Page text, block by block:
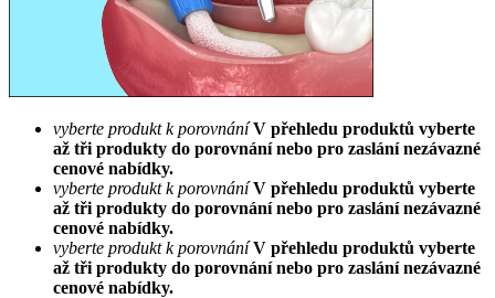
vyberte produkt k porovnání V přehledu produktů vyberte
až tři produkty do porovnání nebo pro zaslání nezávazné
cenové nabídky.
vyberte produkt k porovnání V přehledu produktů vyberte
až tři produkty do porovnání nebo pro zaslání nezávazné
cenové nabídky.
vyberte produkt k porovnání V přehledu produktů vyberte
až tři produkty do porovnání nebo pro zaslání nezávazné
cenové nabídky.